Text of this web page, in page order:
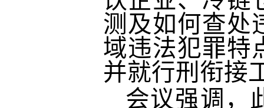
测及如何查处
域违法犯罪特
并就行刑衔接
会议强调，